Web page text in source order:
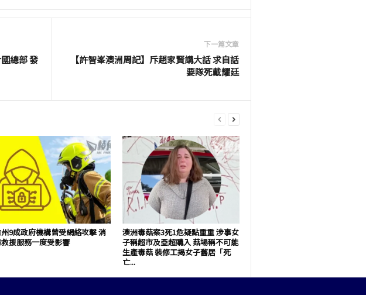
總部 發
下一篇文章
【許智峯澳洲周記】斥趙家賢講大話 求自話
要隊死戴耀廷
9成政府機構曾受網絡攻擊 消
援服務一度受影響
澳洲毒菇案3死1危疑點重重 涉事女
子稱超市及亞超購入 菇場稱不可能
生產毒菇 裝修工揭女子舊居「死
亡...